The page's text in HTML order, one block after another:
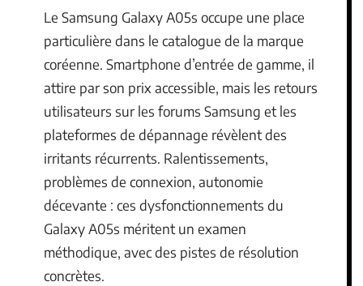
Le Samsung Galaxy A05s occupe une place
particulière dans le catalogue de la marque
coréenne. Smartphone d’entrée de gamme, il
attire par son prix accessible, mais les retours
utilisateurs sur les forums Samsung et les
plateformes de dépannage révèlent des
irritants récurrents. Ralentissements,
problèmes de connexion, autonomie
décevante : ces dysfonctionnements du
Galaxy A05s méritent un examen
méthodique, avec des pistes de résolution
concrètes.